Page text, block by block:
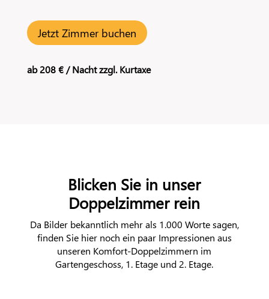
Jetzt Zimmer buchen
ab 208 € / Nacht zzgl. Kurtaxe
Blicken Sie in unser
Doppelzimmer rein
Da Bilder bekanntlich mehr als 1.000 Worte sagen,
finden Sie hier noch ein paar Impressionen aus
unseren Komfort-Doppelzimmern im
Gartengeschoss, 1. Etage und 2. Etage.